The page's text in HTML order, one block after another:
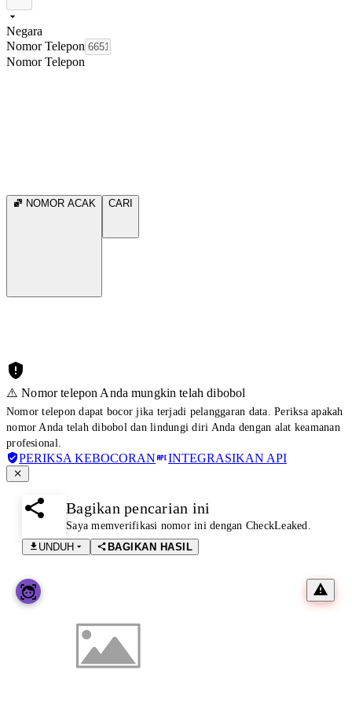
Negara
Nomor Telepon
Nomor Telepon
NOMOR ACAK CARI
⚠️ Nomor telepon Anda mungkin telah dibobol
Nomor telepon dapat bocor jika terjadi pelanggaran data. Periksa apakah
nomor Anda telah dibobol dan lindungi diri Anda dengan alat keamanan
profesional.
PERIKSA KEBOCORAN INTEGRASIKAN API
Bagikan pencarian ini
Saya memverifikasi nomor ini dengan CheckLeaked.
UNDUH
BAGIKAN HASIL